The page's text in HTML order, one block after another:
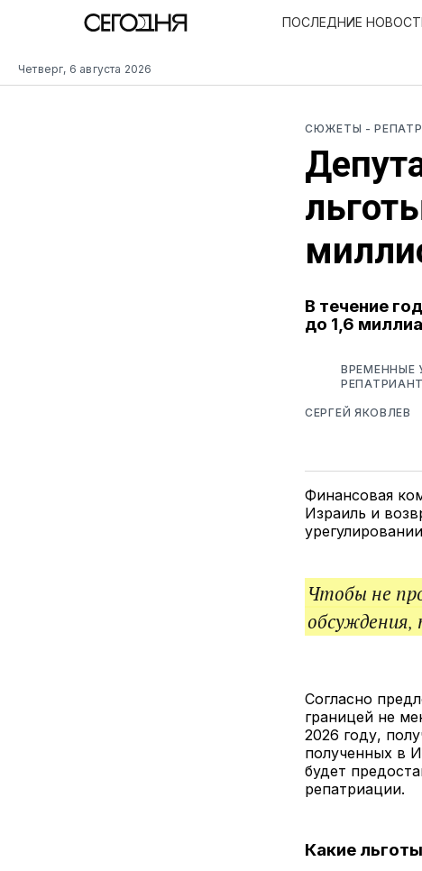
Четверг, 6 августа 2026
ПОСЛЕДНИЕ
СЮЖЕТЫ -
В течение
до 1,6
ВРЕМЕННЫЕ
СЕРГЕЙ ЯКОВЛЕВ
Финансовая
Израиль и
Чтобы не
обсуждения,
Согласно
границей не
2026 году,
полученных в
будет
репатриации.
Какие